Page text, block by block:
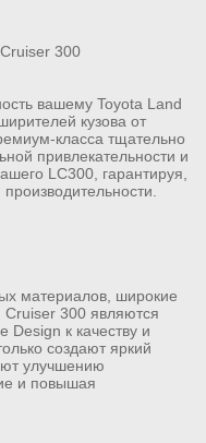
300
вашему Toyota Land
кузова от
класса тщательно
привлекательности и
LC300, гарантируя,
материалов, широкие
Cruiser 300 являются
к качеству и
создают яркий
улучшению
и повышая